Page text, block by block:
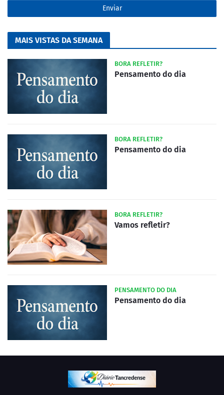
MAIS VISTAS DA SEMANA
BORA REFLETIR?
Pensamento do dia
BORA REFLETIR?
Pensamento do dia
BORA REFLETIR?
Vamos refletir?
PENSAMENTO DO DIA
Pensamento do dia